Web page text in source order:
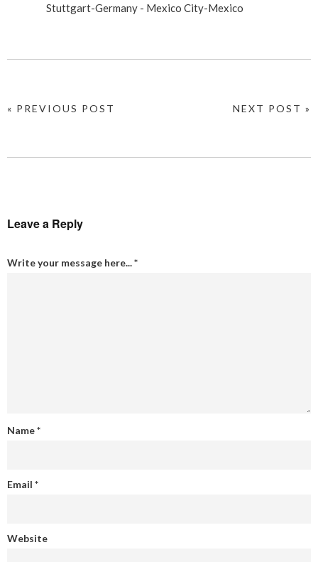
Stuttgart-Germany - Mexico City-Mexico
NEXT POST »
« PREVIOUS POST
Leave a Reply
Write your message here...*
Name*
Email *
Website